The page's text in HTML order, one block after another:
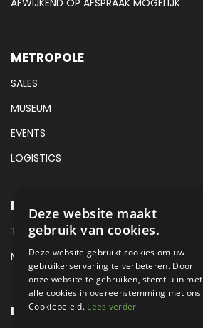
AFWIJKEND OP AFSPRAAK MOGELIJK
METROPOLE
SALES
MUSEUM
EVENTS
LOGISTICS
METROPOLE SALES CONTACT
TEL:+31 (0) 88 425 94 00
MAIL:SALES@METROPOLE.NL
LOCATIE
Deze website maakt
gebruik van cookies.
Deze website gebruikt cookies om uw
gebruikerservaring te verbeteren. Door
onze website te gebruiken, stemt u in met
alle cookies in overeenstemming met ons
Cookiebeleid. Lees verder